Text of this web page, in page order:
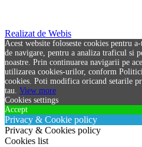
Realizat de Webis
Acest website foloseste cookies pentru
de navigare, pentru a analiza traficul si
noastre. Prin continuarea navigarii pe
utilizarea cookies-urilor, conform
cookies. Poti modifica oricand setarile
tau. View more
Cookies settings
Accept
Privacy & Cookie policy
Privacy & Cookies policy
Cookies list